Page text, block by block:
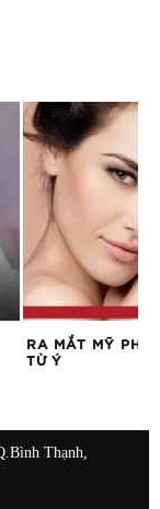
RA MẮT MỸ
TỪ Ý
Thạnh,